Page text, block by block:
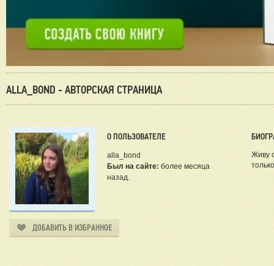
ALLA_BOND - АВТОРСКАЯ СТРАНИЦА
О ПОЛЬЗОВАТЕЛЕ
alla_bond
Был на сайте: более месяца
назад.
ДОБАВИТЬ В ИЗБРАННОЕ
Живу